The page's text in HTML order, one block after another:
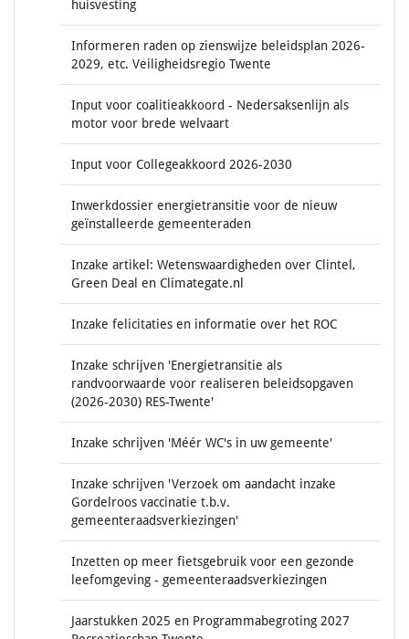
huisvesting
Informeren raden op zienswijze beleidsplan 2026-
2029, etc. Veiligheidsregio Twente
Input voor coalitieakkoord - Nedersaksenlijn als
motor voor brede welvaart
Input voor Collegeakkoord 2026-2030
Inwerkdossier energietransitie voor de nieuw
geïnstalleerde gemeenteraden
Inzake artikel: Wetenswaardigheden over Clintel,
Green Deal en Climategate.nl
Inzake felicitaties en informatie over het ROC
Inzake schrijven 'Energietransitie als
randvoorwaarde voor realiseren beleidsopgaven
(2026-2030) RES-Twente'
Inzake schrijven 'Méér WC's in uw gemeente'
Inzake schrijven 'Verzoek om aandacht inzake
Gordelroos vaccinatie t.b.v.
gemeenteraadsverkiezingen'
Inzetten op meer fietsgebruik voor een gezonde
leefomgeving - gemeenteraadsverkiezingen
Jaarstukken 2025 en Programmabegroting 2027